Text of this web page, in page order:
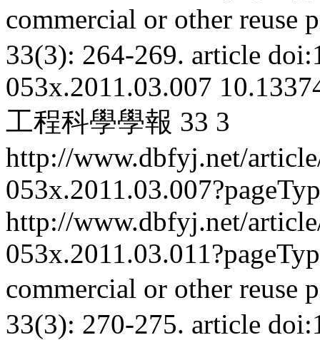
commercial or other reuse
33(3): 264-269. article
053x.2011.03.007
工程科學學報 33 3
http://www.dbfyj.net/
http://www.dbfyj.net/
commercial or other reuse
33(3): 270-275. article